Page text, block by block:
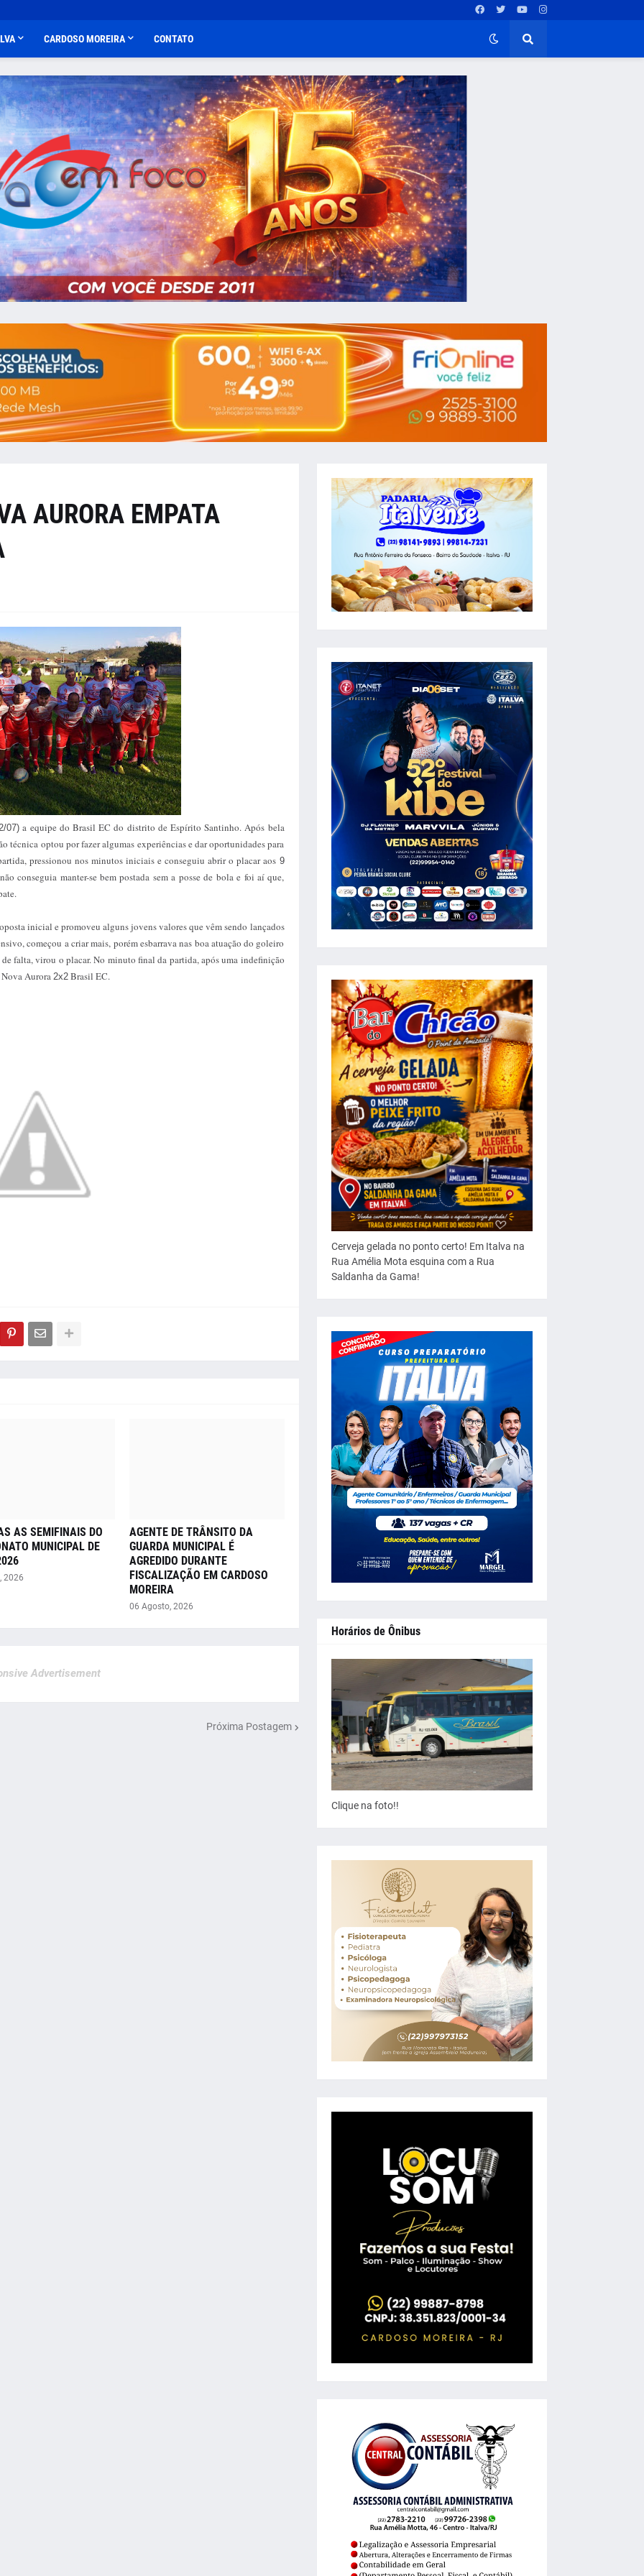
CARDOSO MOREIRA CONTATO
AURORA EMPATA
07) a equipe do Brasil EC do distrito de Espírito Santinho. Após bela
técnica optou por fazer algumas experiências e dar oportunidades para
pressionou nos minutos iniciais e conseguiu abrir o placar aos 9
conseguia manter-se bem postada sem a posse de bola e foi aí que,
inicial e promoveu alguns jovens valores que vêm sendo lançados
começou a criar mais, porém esbarrava nas boa atuação do goleiro
falta, virou o placar. No minuto final da partida, após uma indefinição
Aurora 2x2Brasil EC.
AS SEMIFINAIS DO
MUNICIPAL DE
2026
AGENTE DE TRÂNSITO DA
GUARDA MUNICIPAL É
AGREDIDO DURANTE
FISCALIZAÇÃO EM CARDOSO
MOREIRA
06 Agosto, 2026
Advertisement
Próxima Postagem
Cerveja gelada no ponto certo! Em Italva na
Rua Amélia Mota esquina com a Rua
Saldanha da Gama!
Horários de Ônibus
Clique na foto!!